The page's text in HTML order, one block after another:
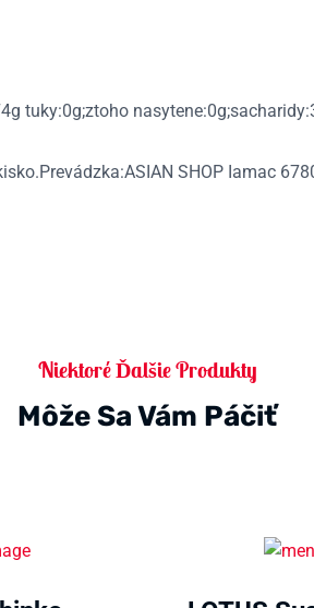
tuky:0g;ztoho
SHOP Iamac
Niektoré Ďalšie Produkty
Môže Sa Vám Páčiť